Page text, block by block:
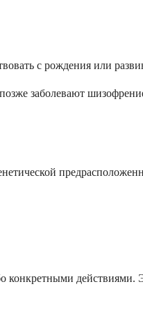
с рождения или
заболевают
действиями.